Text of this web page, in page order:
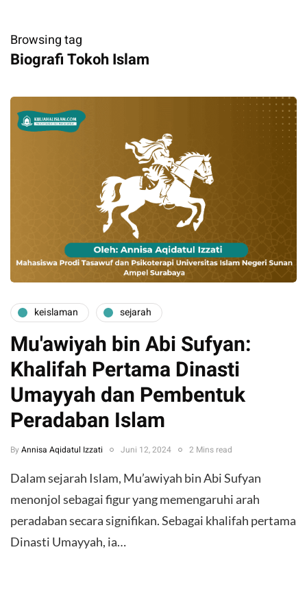
Browsing tag
Biografi Tokoh Islam
keislaman sejarah
Mu'awiyah bin Abi Sufyan:
Khalifah Pertama Dinasti
Umayyah dan Pembentuk
Peradaban Islam
By Annisa Aqidatul Izzati Juni 12, 2024 2 Mins read
Dalam sejarah Islam, Mu’awiyah bin Abi Sufyan
menonjol sebagai figur yang memengaruhi arah
peradaban secara signifikan. Sebagai khalifah pertama
Dinasti Umayyah, ia…